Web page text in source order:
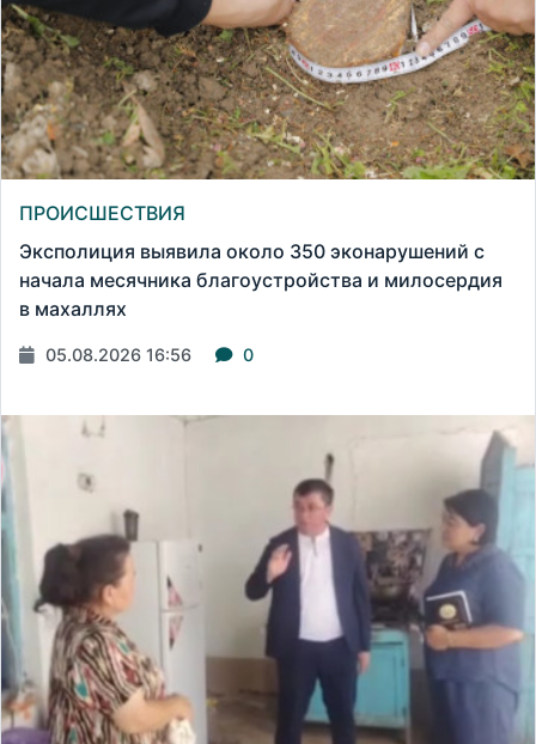
ПРОИСШЕСТВИЯ
Эксполиция выявила около 350 эконарушений с
начала месячника благоустройства и милосердия
в махаллях
05.08.2026 16:56 0